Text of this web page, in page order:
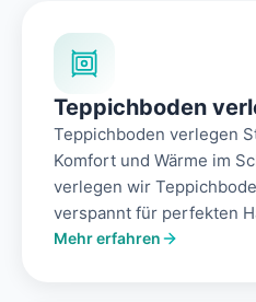
Teppichboden
Teppichboden verlegen
Komfort und Wärme im
verlegen wir
verspannt für perfekten
Mehr erfahren